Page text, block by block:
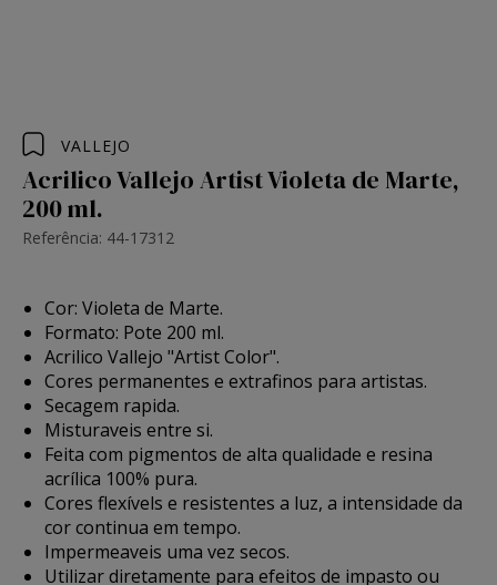
VALLEJO
Acrilico Vallejo Artist Violeta de Marte,
200 ml.
Referência: 44-17312
Cor: Violeta de Marte.
Formato: Pote 200 ml.
Acrilico Vallejo "Artist Color".
Cores permanentes e extrafinos para artistas.
Secagem rapida.
Misturaveis entre si.
Feita com pigmentos de alta qualidade e resina
acrílica 100% pura.
Cores flexívels e resistentes a luz, a intensidade da
cor continua em tempo.
Impermeaveis uma vez secos.
Utilizar diretamente para efeitos de impasto ou